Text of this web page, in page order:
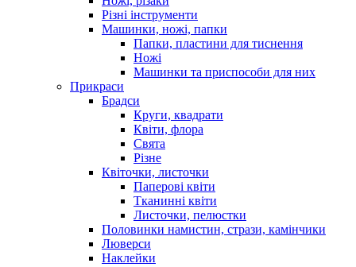
Різні інструменти
Машинки, ножі, папки
Папки, пластини для тиснення
Ножі
Машинки та приспособи для них
Прикраси
Брадси
Круги, квадрати
Квіти, флора
Свята
Різне
Квіточки, листочки
Паперові квіти
Тканинні квіти
Листочки, пелюстки
Половинки намистин, стрази, камінчики
Люверси
Наклейки